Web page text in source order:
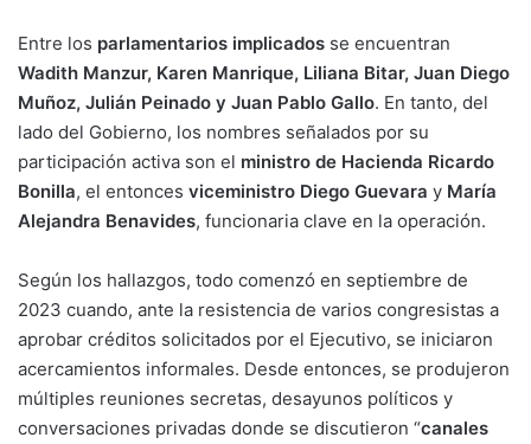
Entre los parlamentarios implicados se encuentran
Wadith Manzur, Karen Manrique, Liliana Bitar, Juan Diego
Muñoz, Julián Peinado y Juan Pablo Gallo. En tanto, del
lado del Gobierno, los nombres señalados por su
participación activa son el ministro de Hacienda Ricardo
Bonilla, el entonces viceministro Diego Guevara y María
Alejandra Benavides, funcionaria clave en la operación.
Según los hallazgos, todo comenzó en septiembre de
2023 cuando, ante la resistencia de varios congresistas a
aprobar créditos solicitados por el Ejecutivo, se iniciaron
acercamientos informales. Desde entonces, se produjeron
múltiples reuniones secretas, desayunos políticos y
conversaciones privadas donde se discutieron “canales